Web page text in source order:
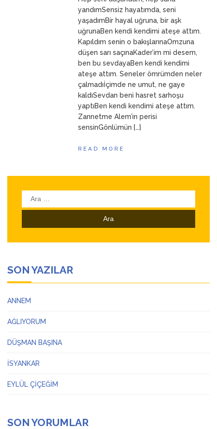
ANNEMyandımSensiz hayatımda, seni
yaşadımBir hayal uğruna, bir aşk
uğrunaBen kendi kendimi ateşe attım.
Kapıldım senin o bakışlarınaOmzuna
düşen sarı saçınaKader’im mi desem,
ben bu sevdayaBen kendi kendimi
ateşe attım. Seneler ömrümden neler
çalmadıİçimde ne umut, ne gaye
kaldıSevdan beni hasret sarhoşu
yaptıBen kendi kendimi ateşe attım.
Zannetme Alem’in perisi
sensinGönlümün […]
READ MORE
Arama:
SON YAZILAR
ANNEM
AĞLIYORUM
DÜŞMAN BAŞINA
İSYANKAR
EYLÜL ÇİÇEĞİM
SON YORUMLAR